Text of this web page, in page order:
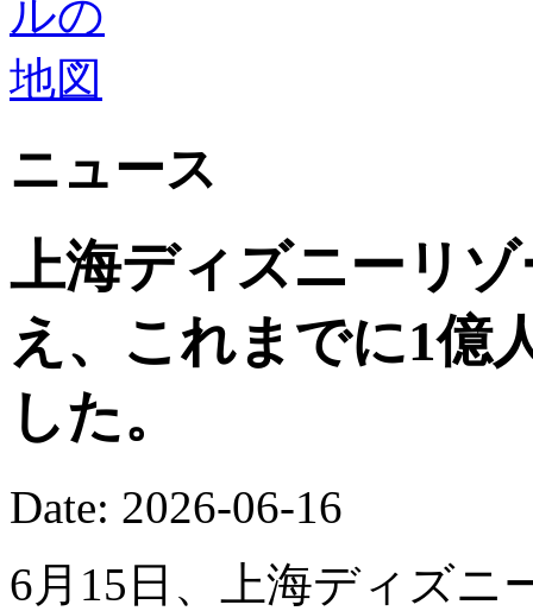
ニュース
上海ディズニーリ
え、これまでに1億
した。
Date: 2026-06-16
6月15日、上海ディズニ